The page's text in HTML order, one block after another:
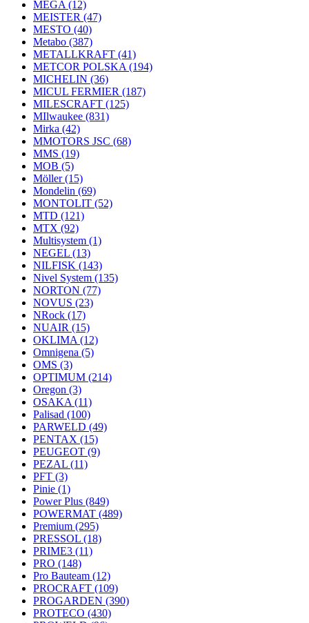
MEGA (12)
MEISTER (47)
MESTO (40)
Metabo (387)
METALLKRAFT (41)
METCOR POLSKA (194)
MICHELIN (36)
MICUL FERMIER (187)
MILESCRAFT (125)
MIlwaukee (831)
Mirka (42)
MMOTORS JSC (68)
MMS (19)
MOB (5)
Möller(15)
Mondelin (69)
MONTOLIT (52)
MTD (121)
MTX (92)
Multisystem (1)
NEGEL (13)
NILFISK (143)
Nivel System (135)
NORTON (77)
NOVUS (23)
NRock (17)
NUAIR (15)
OKLIMA (12)
Omnigena (5)
OMS (3)
OPTIMUM (214)
Oregon (3)
OSAKA (11)
Palisad (100)
PARWELD (49)
PENTAX (15)
PEUGEOT (9)
PEZAL (11)
PFT (3)
Pinie (1)
Power Plus (849)
POWERMAT (489)
Premium (295)
PRESSOL (18)
PRIME3 (11)
PRO (148)
Pro Bauteam (12)
PROCRAFT (109)
PROGARDEN (390)
PROTECO (430)